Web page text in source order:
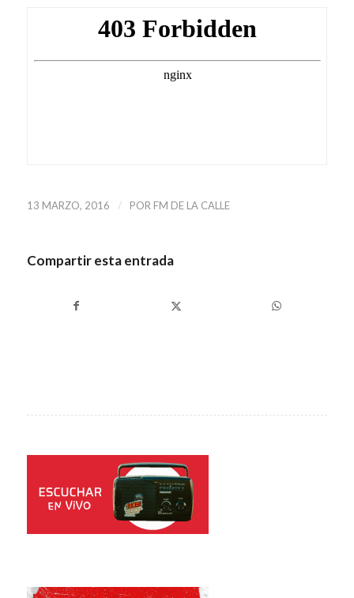
13 MARZO, 2016 / POR FM DE LA CALLE
Compartir esta entrada